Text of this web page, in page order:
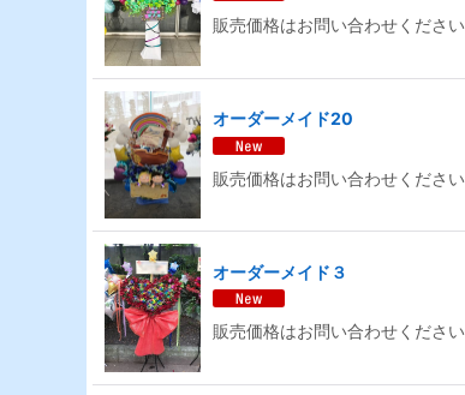
販売価格はお問い合わせください
オーダーメイド20
販売価格はお問い合わせください
オーダーメイド３
販売価格はお問い合わせください